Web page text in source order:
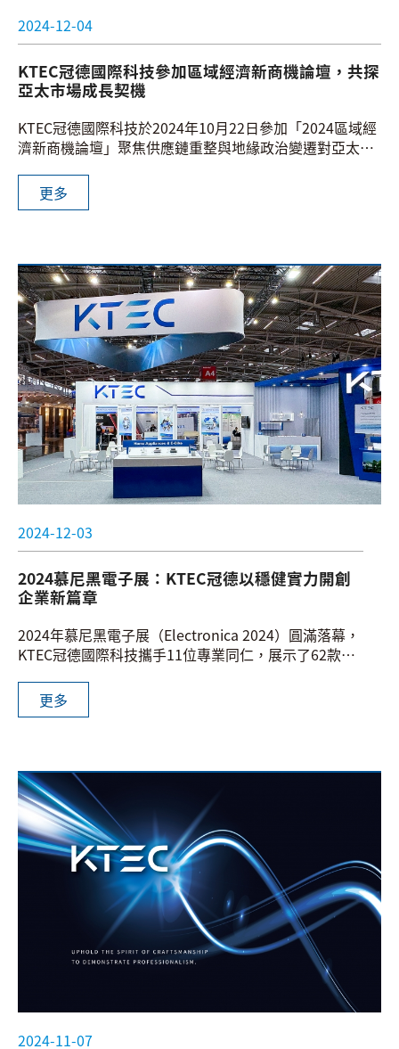
2024-12-04
KTEC冠德國際科技參加區域經濟新商機論壇，共探
亞太市場成長契機
KTEC冠德國際科技於2024年10月22日參加「2024區域經
濟新商機論壇」聚焦供應鏈重整與地緣政治變遷對亞太新
協、印度、美墨及拉美等嘉賓共同分享見解，探討新興市
場的成長潛力。
更多
2024-12-03
2024慕尼黑電子展：KTEC冠德以穩健實力開創
企業新篇章
2024年慕尼黑電子展（Electronica 2024）圓滿落幕，
KTEC冠德國際科技攜手11位專業同仁，展示了62款來
與電動腳踏車」、「通訊類」、「消費性電子產品」以
及「定製解決方案」。這些多元化的產品展現了我們不
更多
2024-11-07